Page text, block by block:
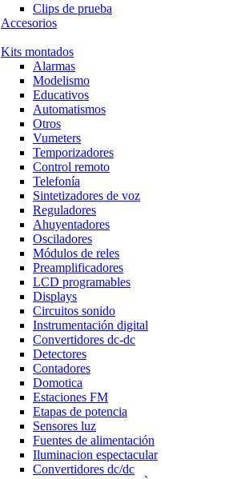
Clips de prueba
Accesorios
Kits montados
Alarmas
Modelismo
Educativos
Automatismos
Otros
Vumeters
Temporizadores
Control remoto
Telefonía
Sintetizadores de voz
Reguladores
Ahuyentadores
Osciladores
Módulos de reles
Preamplificadores
LCD programables
Displays
Circuitos sonido
Instrumentación digital
Convertidores dc-dc
Detectores
Contadores
Domotica
Estaciones FM
Etapas de potencia
Sensores luz
Fuentes de alimentación
Iluminacion espectacular
Convertidores dc/dc